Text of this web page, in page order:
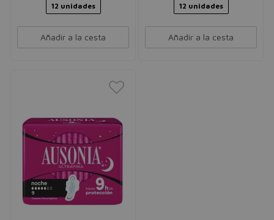
12 unidades
Añadir a la cesta
12 unidades
Añadir a la cesta